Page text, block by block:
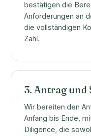
bestätigen die
Anforderungen an
die vollständigen
Zahl.
3. Antrag
Wir bereiten den
Anfang bis Ende,
Diligence, die